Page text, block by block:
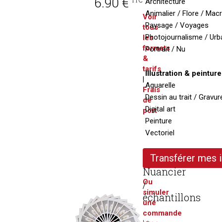
Voir
tous
les
formats
&
tarifs
Frais
de
port
Transférer mes
Ou
simuler
une
commande
Animalier / Flore /
Paysage / Voyages
Photojournalisme /
Portrait / Nu
Illustration & peinture
Aquarelle
Dessin au trait /
Digital art
Peinture
Vectoriel
Nuancier
/
échantillons